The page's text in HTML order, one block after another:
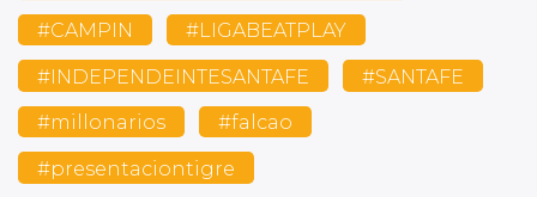
#CAMPIN #LIGABEATPLAY
#INDEPENDEINTESANTAFE #SANTAFE
#millonarios #falcao
#presentaciontigre